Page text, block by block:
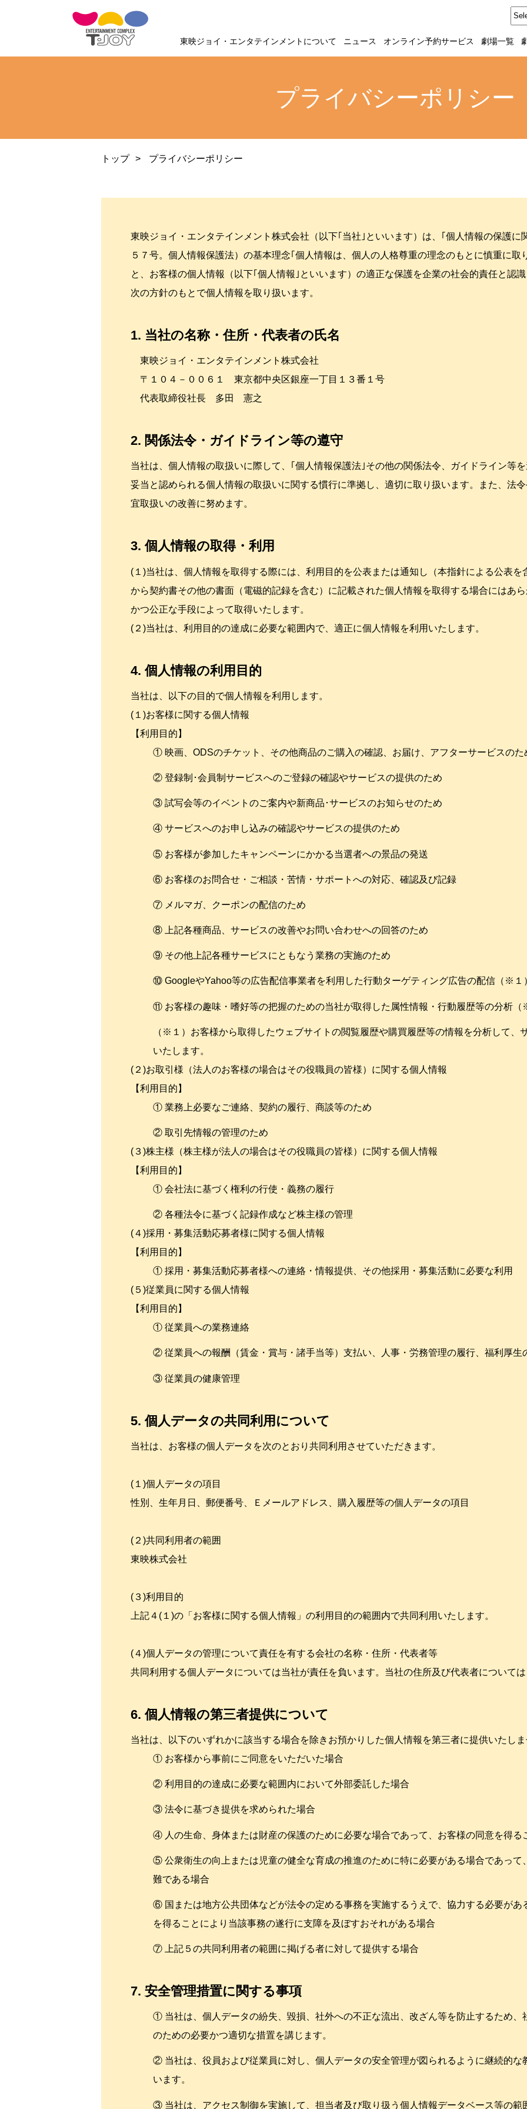
東映ジョイ・エンタテインメントについて ニュース オンライン予約サービス 劇場一覧
プライバシーポリシー
トップ プライバシーポリシー
東映ジョイ・エンタテインメント株式会社（以下｢当社｣といいます）は、｢個人情報の保護に
５７号。個人情報保護法）の基本理念｢個人情報は、個人の人格尊重の理念のもとに慎重に取
と、お客様の個人情報（以下｢個人情報｣といいます）の適正な保護を企業の社会的責任と認
次の方針のもとで個人情報を取り扱います。
1. 当社の名称・住所・代表者の氏名
東映ジョイ・エンタテインメント株式会社
〒１０４－００６１ 東京都中央区銀座一丁目１３番１号
代表取締役社長 多田 憲之
2. 関係法令・ガイドライン等の遵守
当社は、個人情報の取扱いに際して、｢個人情報保護法｣その他の関係法令、ガイドライン等
妥当と認められる個人情報の取扱いに関する慣行に準拠し、適切に取り扱います。また、法
宜取扱いの改善に努めます。
3. 個人情報の取得・利用
(１)当社は、個人情報を取得する際には、利用目的を公表または通知し（本指針による公表
から契約書その他の書面（電磁的記録を含む）に記載された個人情報を取得する場合にはあ
かつ公正な手段によって取得いたします。
(２)当社は、利用目的の達成に必要な範囲内で、適正に個人情報を利用いたします。
4. 個人情報の利用目的
当社は、以下の目的で個人情報を利用します。
(１)お客様に関する個人情報
【利用目的】
① 映画、ODSのチケット、その他商品のご購入の確認、お届け、アフターサービスのた
② 登録制･会員制サービスへのご登録の確認やサービスの提供のため
③ 試写会等のイベントのご案内や新商品･サービスのお知らせのため
④ サービスへのお申し込みの確認やサービスの提供のため
⑤ お客様が参加したキャンペーンにかかる当選者への景品の発送
⑥ お客様のお問合せ・ご相談・苦情・サポートへの対応、確認及び記録
⑦ メルマガ、クーポンの配信のため
⑧ 上記各種商品、サービスの改善やお問い合わせへの回答のため
⑨ その他上記各種サービスにともなう業務の実施のため
⑩ GoogleやYahoo等の広告配信事業者を利用した行動ターゲティング広告の配信（※１
⑪ お客様の趣味・嗜好等の把握のための当社が取得した属性情報・行動履歴等の分析
（※１）お客様から取得したウェブサイトの閲覧履歴や購買履歴等の情報を分析して、
いたします。
(２)お取引様（法人のお客様の場合はその役職員の皆様）に関する個人情報
【利用目的】
① 業務上必要なご連絡、契約の履行、商談等のため
② 取引先情報の管理のため
(３)株主様（株主様が法人の場合はその役職員の皆様）に関する個人情報
【利用目的】
① 会社法に基づく権利の行使・義務の履行
② 各種法令に基づく記録作成など株主様の管理
(４)採用・募集活動応募者様に関する個人情報
【利用目的】
① 採用・募集活動応募者様への連絡・情報提供、その他採用・募集活動に必要な利用
(５)従業員に関する個人情報
【利用目的】
① 従業員への業務連絡
② 従業員への報酬（賃金・賞与・諸手当等）支払い、人事・労務管理の履行、福利厚生
③ 従業員の健康管理
5. 個人データの共同利用について
当社は、お客様の個人データを次のとおり共同利用させていただきます。
(１)個人データの項目
性別、生年月日、郵便番号、Ｅメールアドレス、購入履歴等の個人データの項目
(２)共同利用者の範囲
東映株式会社
(３)利用目的
上記４(１)の「お客様に関する個人情報」の利用目的の範囲内で共同利用いたします。
(４)個人データの管理について責任を有する会社の名称・住所・代表者等
共同利用する個人データについては当社が責任を負います。当社の住所及び代表者について
6. 個人情報の第三者提供について
当社は、以下のいずれかに該当する場合を除きお預かりした個人情報を第三者に提供いたし
① お客様から事前にご同意をいただいた場合
② 利用目的の達成に必要な範囲内において外部委託した場合
③ 法令に基づき提供を求められた場合
④ 人の生命、身体または財産の保護のために必要な場合であって、お客様の同意を得る
⑤ 公衆衛生の向上または児童の健全な育成の推進のために特に必要がある場合であって
難である場合
⑥ 国または地方公共団体などが法令の定める事務を実施するうえで、協力する必要があ
を得ることにより当該事務の遂行に支障を及ぼすおそれがある場合
⑦ 上記５の共同利用者の範囲に掲げる者に対して提供する場合
7. 安全管理措置に関する事項
① 当社は、個人データの紛失、毀損、社外への不正な流出、改ざん等を防止するため、
のための必要かつ適切な措置を講じます。
② 当社は、役員および従業員に対し、個人データの安全管理が図られるように継続的な
います。
③ 当社は、アクセス制御を実施して、担当者及び取り扱う個人情報データベース等の範